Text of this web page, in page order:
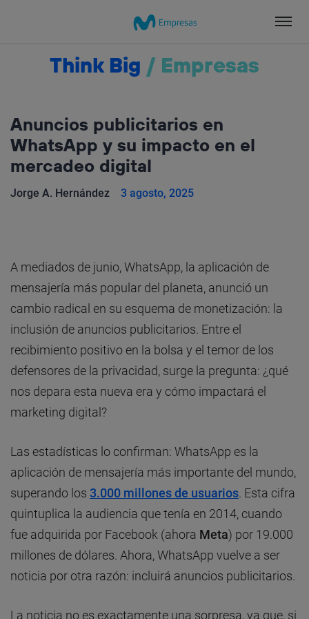
Think Big / Empresas
Anuncios publicitarios en
WhatsApp y su impacto en el
mercadeo digital
Jorge A. Hernández 3 agosto, 2025
A mediados de junio, WhatsApp, la aplicación de
mensajería más popular del planeta, anunció un
cambio radical en su esquema de monetización: la
inclusión de anuncios publicitarios. Entre el
recibimiento positivo en la bolsa y el temor de los
defensores de la privacidad, surge la pregunta: ¿qué
nos depara esta nueva era y cómo impactará el
marketing digital?
Las estadísticas lo confirman: WhatsApp es la
aplicación de mensajería más importante del mundo,
superando los 3.000 millones de usuarios . Esta cifra
quintuplica la audiencia que tenía en 2014, cuando
fue adquirida por Facebook (ahora Meta) por 19.000
millones de dólares. Ahora, WhatsApp vuelve a ser
noticia por otra razón: incluirá anuncios publicitarios.
La noticia no es exactamente una sorpresa, ya que, si